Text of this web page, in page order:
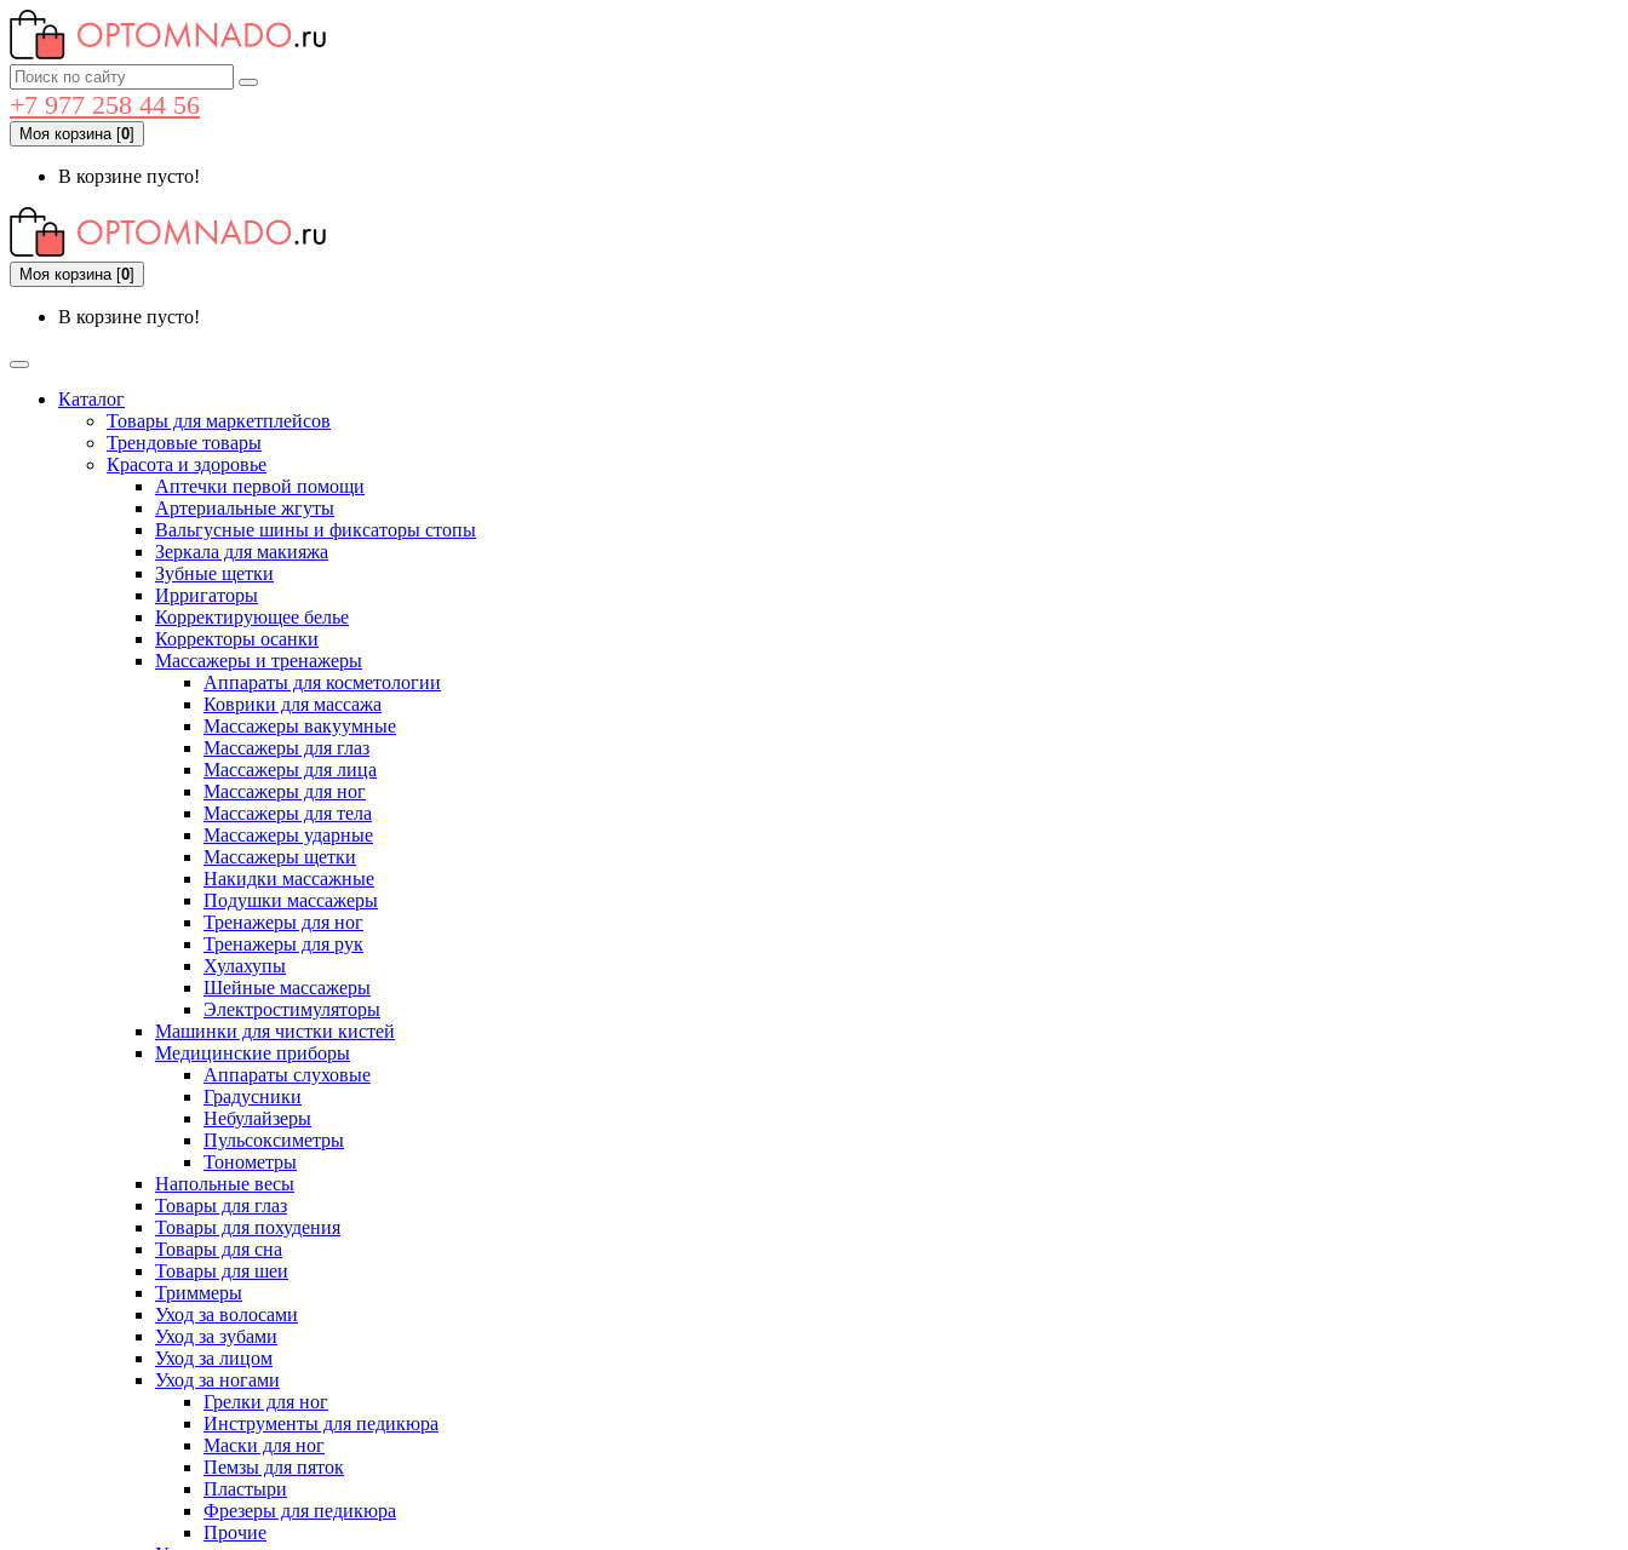
+7 977 258 44 56
Моя корзина[0]
В корзине пусто!
Моя корзина[0]
В корзине пусто!
Каталог
Товары для маркетплейсов
Трендовые товары
Красота и здоровье
Аптечки первой помощи
Артериальные жгуты
Вальгусные шины и фиксаторы стопы
Зеркала для макияжа
Зубные щетки
Ирригаторы
Корректирующее белье
Корректоры осанки
Массажеры и тренажеры
Аппараты для косметологии
Коврики для массажа
Массажеры вакуумные
Массажеры для глаз
Массажеры для лица
Массажеры для ног
Массажеры для тела
Массажеры ударные
Массажеры щетки
Накидки массажные
Подушки массажеры
Тренажеры для ног
Тренажеры для рук
Хулахупы
Шейные массажеры
Электростимуляторы
Машинки для чистки кистей
Медицинские приборы
Аппараты слуховые
Градусники
Небулайзеры
Пульсоксиметры
Тонометры
Напольные весы
Товары для глаз
Товары для похудения
Товары для сна
Товары для шеи
Триммеры
Уход за волосами
Уход за зубами
Уход за лицом
Уход за ногами
Грелки для ног
Инструменты для педикюра
Маски для ног
Пемзы для пяток
Пластыри
Фрезеры для педикюра
Прочие